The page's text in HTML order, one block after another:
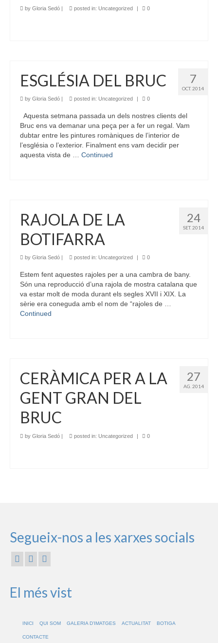
by Gloria Sedó | posted in: Uncategorized | 0
7
OCT. 2014
ESGLÉSIA DEL BRUC
by Gloria Sedó | posted in: Uncategorized | 0
Aquesta setmana passada un dels nostres clients del
Bruc ens va demanar una peça per a fer un regal. Vam
dubtar entre les pintures romàniques de l’interior de
l’església o l’exterior. Finalment ens vam decidir per
aquesta vista de … Continued
24
SET. 2014
RAJOLA DE LA
BOTIFARRA
by Gloria Sedó posted in: Uncategorized 0
Estem fent aquestes rajoles per a una cambra de bany.
Són una reproducció d’una rajola de mostra catalana que
va estar molt de moda durant els segles XVII i XIX. La
sèrie era coneguda amb el nom de “rajoles de …
Continued
27
AG. 2014
CERÀMICA PER A LA
GENT GRAN DEL
BRUC
by Gloria Sedó | posted in: Uncategorized | 0
Segueix-nos a les xarxes socials
El més vist
INICI QUI SOM GALERIA D’IMATGES ACTUALITAT BOTIGA
CONTACTE